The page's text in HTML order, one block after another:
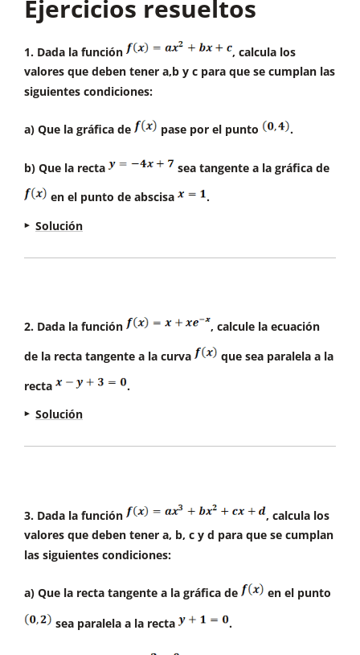
Ejercicios resueltos
1. Dada la función
, calcula los
valores que deben tener a,b y c para que se cumplan las
siguientes condiciones:
a) Que la gráfica de pase por el punto .
b) Que la recta
sea tangente a la gráfica de
en el punto de abscisa
.
Solución
b) Si la recta es tangente a la función
en
, se cumplen dos condiciones:
de tangencia es igual:
2. Dada la función
, calcule la ecuación
de la recta tangente a la curva
que sea paralela a la
recta
.
Solución
La recta tangente,
, es paralela a la recta
3. Dada la función
, calcula los
valores que deben tener a, b, c y d para que se cumplan
las siguientes condiciones:
a) Que la recta tangente a la gráfica de
en el punto
sea paralela a la recta
.